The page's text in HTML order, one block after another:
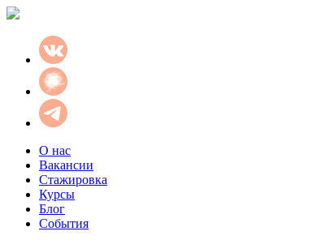
О нас
Вакансии
Стажировка
Курсы
Блог
События